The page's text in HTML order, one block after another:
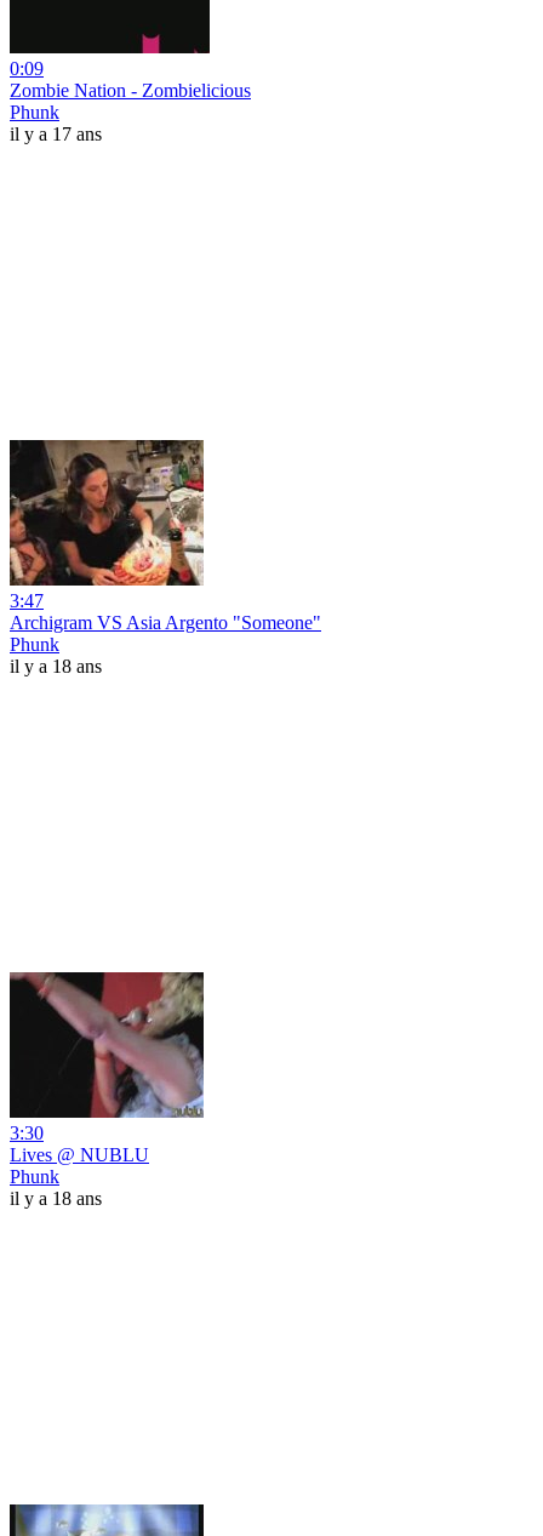
0:09
Zombie Nation - Zombielicious
Phunk
il y a 17 ans
3:47
Archigram VS Asia Argento "Someone"
Phunk
il y a 18 ans
3:30
Lives @ NUBLU
Phunk
il y a 18 ans